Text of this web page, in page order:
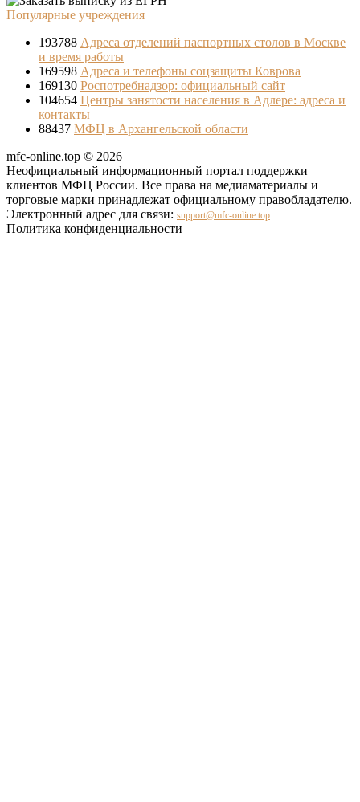
Популярные учреждения
193788 Адреса отделений паспортных столов в Москве
и время работы
169598 Адреса и телефоны соцзащиты Коврова
169130 Роспотребнадзор: официальный сайт
104654 Центры занятости населения в Адлере: адреса и
контакты
88437 МФЦ в Архангельской области
mfc-online.top © 2026
Неофициальный информационный портал поддержки
клиентов МФЦ России. Все права на медиаматериалы и
торговые марки принадлежат официальному правобладателю.
Электронный адрес для связи: support@mfc-online.top
Политика конфиденциальности